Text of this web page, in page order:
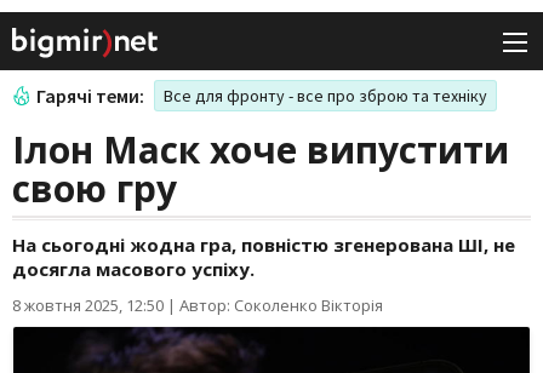
Гарячі теми: Все для фронту - все про зброю та техніку
Ілон Маск хоче випустити
свою гру
На сьогодні жодна гра, повністю згенерована ШІ, не
досягла масового успіху.
8 жовтня 2025, 12:50 | Автор: Соколенко Вікторія